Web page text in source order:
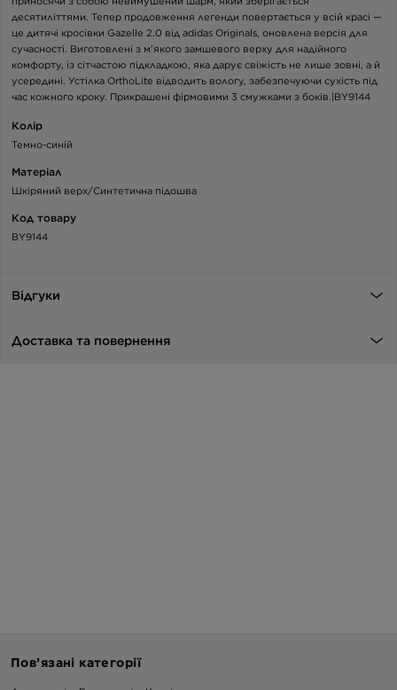
десятиліттями. Тепер продовження легенди повертається у всій красі —
це дитячі кросівки Gazelle 2.0 від adidas Originals, оновлена версія для
сучасності. Виготовлені з м’якого замшевого верху для надійного
комфорту, із сітчастою підкладкою, яка дарує свіжість не лише зовні, а й
усередині. Устілка OrthoLite відводить вологу, забезпечуючи сухість під
час кожного кроку. Прикрашені фірмовими 3 смужками з боків.|BY9144
Колір
Темно-синій
Матеріал
Шкіряний верх/Синтетична підошва
Код товару
BY9144
Відгуки
Доставка та повернення
Пов’язані категорії